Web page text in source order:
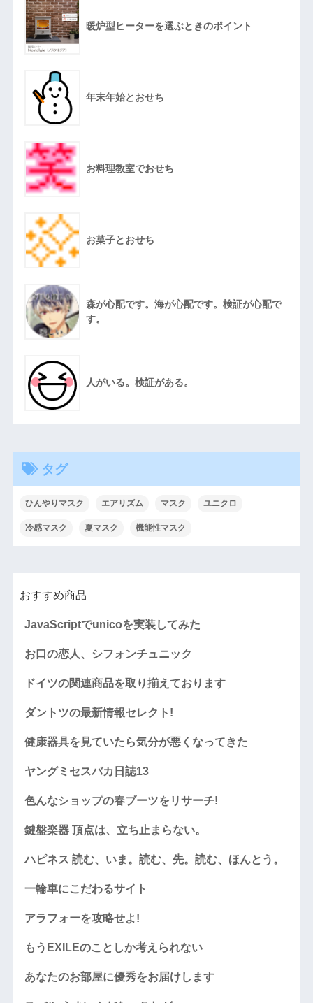
暖炉型ヒーターを選ぶときのポイント
年末年始とおせち
お料理教室でおせち
お菓子とおせち
森が心配です。海が心配です。検証が心配で
す。
人がいる。検証がある。
タグ
ひんやりマスク エアリズム マスク ユニクロ
冷感マスク 夏マスク 機能性マスク
おすすめ商品
JavaScriptでunicoを実装してみた
お口の恋人、シフォンチュニック
ドイツの関連商品を取り揃えております
ダントツの最新情報セレクト!
健康器具を見ていたら気分が悪くなってきた
ヤングミセスバカ日誌13
色んなショップの春ブーツをリサーチ!
鍵盤楽器 頂点は、立ち止まらない。
ハピネス 読む、いま。読む、先。読む、ほんとう。
一輪車にこだわるサイト
アラフォーを攻略せよ!
もうEXILEのことしか考えられない
あなたのお部屋に優秀をお届けします